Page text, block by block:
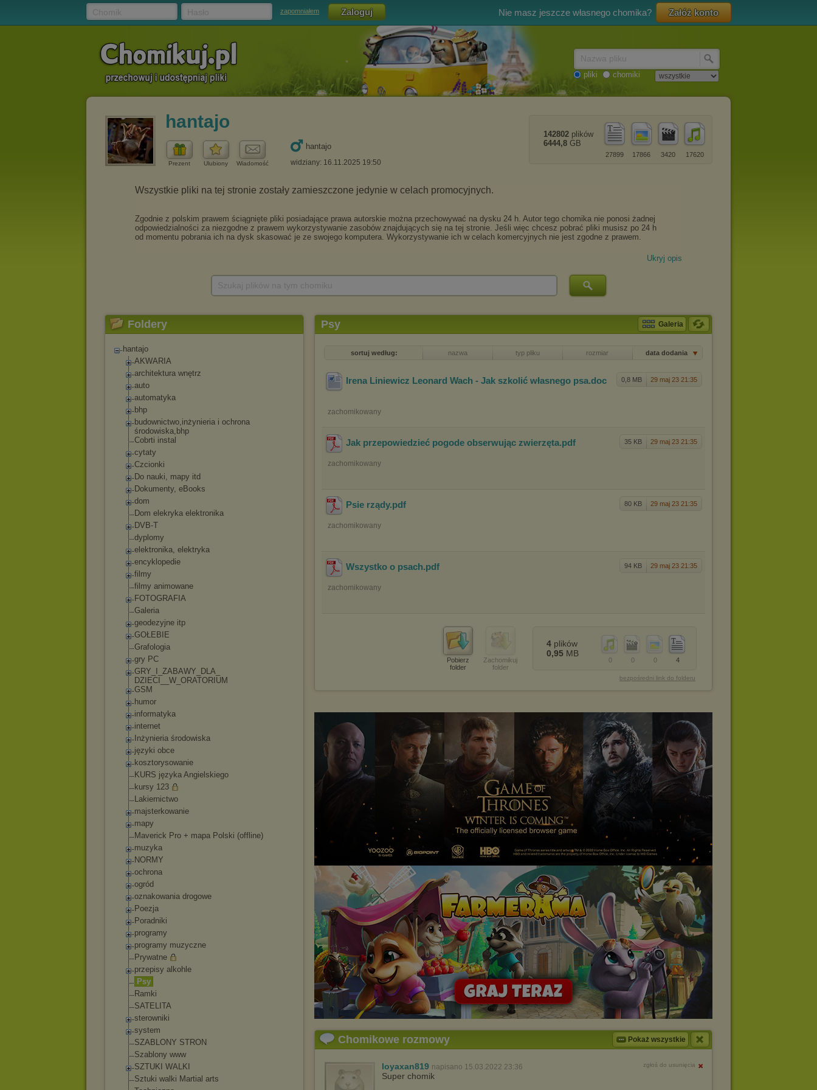
zapomniałem Nie masz jeszcze własnego chomika? Załóż konto
pliki chomiki
hantajo
Prezent Ulubiony Wiadomość
hantajo
widziany: 16.11.2025 19:50
17620
3420
17866
27899
142802 plików
6444,8 GB
Ukryj opis
Foldery
hantajo
AKWARIA
architektura wnętrz
auto
automatyka
bhp
budownictwo,inżynieria i ochrona
środowiska,bhp
Cobrti instal
cytaty
Czcionki
Do nauki, mapy itd
Dokumenty, eBooks
dom
Dom elekryka elektronika
DVB-T
dyplomy
elektronika, elektryka
encyklopedie
filmy
filmy animowane
FOTOGRAFIA
Galeria
geodezyjne itp
GOŁEBIE
Grafologia
gry PC
GRY_I_ZABAWY_DLA_
DZIECI__W_ORATORI UM
GSM
humor
informatyka
internet
Inżynieria środowiska
języki obce
kosztorysowanie
KURS języka Angielskiego
kursy 123
Lakiernictwo
majsterkowanie
mapy
Maverick Pro + mapa Polski (offline)
muzyka
NORMY
ochrona
ogród
oznakowania drogowe
Poezja
Poradniki
programy
programy muzyczne
Prywatne
przepisy alkohle
Psy
Ramki
SATELITA
sterowniki
system
SZABLONY STRON
Szablony www
SZTUKI WALKI
Sztuki walki Martial arts
Psy Galeria
sortuj według: nazwa typ pliku rozmiar data dodania
0,8 MB 29 maj 23 21:35
Irena Liniewicz Leonard Wach - Jak szkolić własnego psa.doc
zachomikowany
35 KB 29 maj 23 21:35
Jak przepowiedzieć pogode obserwując zwierzęta.pdf
zachomikowany
80 KB 29 maj 23 21:35
Psie rządy.pdf
zachomikowany
94 KB 29 maj 23 21:35
Wszystko o psach.pdf
zachomikowany
Pobierz
folder
Zachomikuj
folder
4
0
0
0
4 plików
0,95 MB
bezpośredni link do folderu
Chomikowe rozmowy Pokaż wszystkie
loyaxan819 napisano 15.03.2022 23:36 zgłoś do usunięcia
Super chomik